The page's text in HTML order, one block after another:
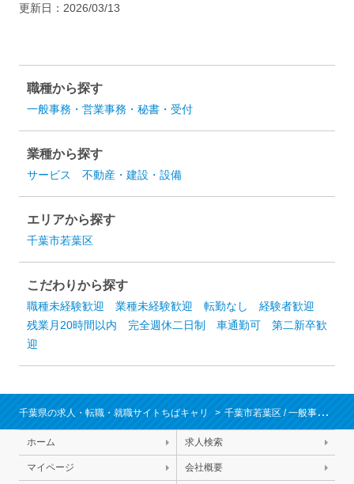
更新日： 2026/03/13
職種から探す
一般事務・営業事務・秘書・受付
業種から探す
サービス 不動産・建設・設備
エリアから探す
千葉市若葉区
こだわりから探す
職種未経験歓迎 業種未経験歓迎 転勤なし
経験者歓迎
残業月20時間以内
完全週休二日制 車通勤可
第二新卒歓
迎
千葉県の求人・転職・就職サイトちばキャリ 千葉市若葉区 /一般事務・営業事務・秘書・受付
ホーム 求人検索
マイページ 会社概要